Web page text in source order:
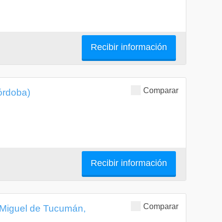
Recibir información
Comparar
Recibir información
Comparar
de Tucumán,